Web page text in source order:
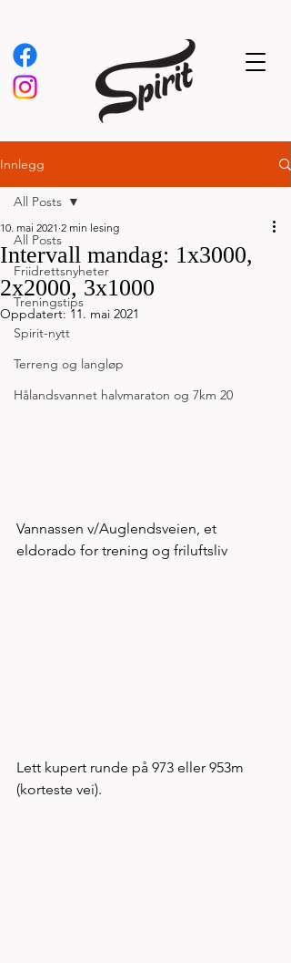
Innlegg
All Posts
Friidrettsnyheter
Treningstips
Spirit-nytt
Terreng og langløp
Hålandsvannet halvmaraton og 7km 20
All Posts
Intervall mandag: 1x3000,
2x2000, 3x1000
10. mai 2021 2 min lesing
Oppdatert: 11. mai 2021
Vannassen v/Auglendsveien, et
eldorado for trening og friluftsliv
Lett kupert runde på 973 eller 953m
(korteste vei).